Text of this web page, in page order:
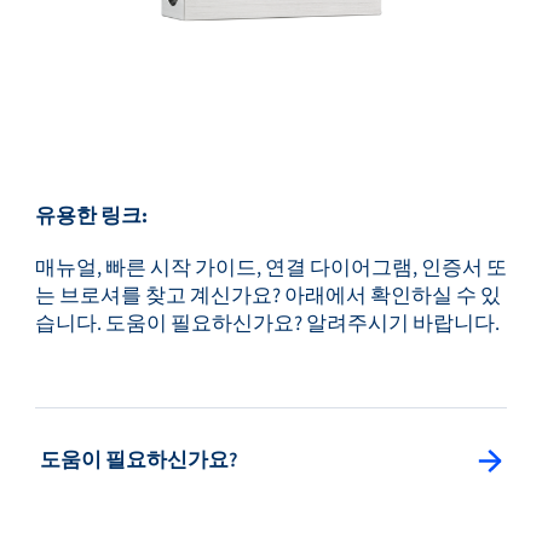
유용한 링크:
매뉴얼, 빠른 시작 가이드, 연결 다이어그램, 인증서 또
는 브로셔를 찾고 계신가요? 아래에서 확인하실 수 있
습니다. 도움이 필요하신가요? 알려주시기 바랍니다.
도움이 필요하신가요?: 도움이 필요하신가요?